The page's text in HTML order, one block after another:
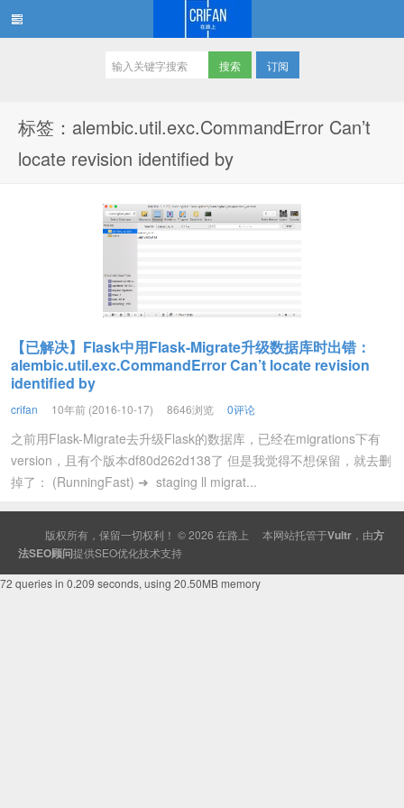
订阅
标签：alembic.util.exc.CommandError Can’t
locate revision identified by
【已解决】Flask中用Flask-Migrate升级数据库时出错：
alembic.util.exc.CommandError Can’t locate revision
identified by
crifan 10年前 (2016-10-17) 8646浏览 0评论
之前用Flask-Migrate去升级Flask的数据库，已经在migrations下有
version，且有个版本df80d262d138了 但是我觉得不想保留，就去删
掉了： (RunningFast) ➜ staging ll migrat...
版权所有，保留一切权利！ © 2026 在路上 本网站托管于Vultr ，由方
法SEO顾问提供SEO优化技术支持
72 queries in 0.209 seconds, using 20.50MB memory